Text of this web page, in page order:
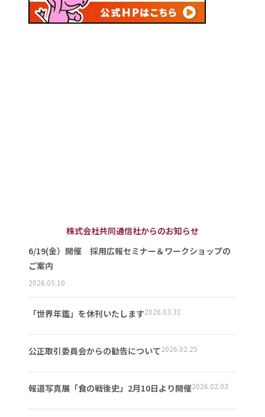
株式会社共同通信社からのお知らせ
6/19(金）開催 採用広報セミナー＆ワークショップの
ご案内
2026.05.10
「世界年鑑」を休刊いたします2026.03.31
公正取引委員会からの勧告について2026.02.25
報道写真展「食の戦後史」2月10日より開催2026.02.03